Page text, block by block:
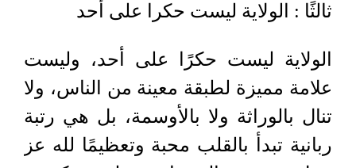
ثالثًا : الولاية ليست حكرا على أحد
الولاية ليست حكرًا على أحد، وليست
علامة مميزة لطبقة معينة من الناس، ولا
تنال بالوراثة ولا بالأوسمة، بل هي رتبة
ربانية تبدأ بالقلب محبة وتعظيمًا لله عز